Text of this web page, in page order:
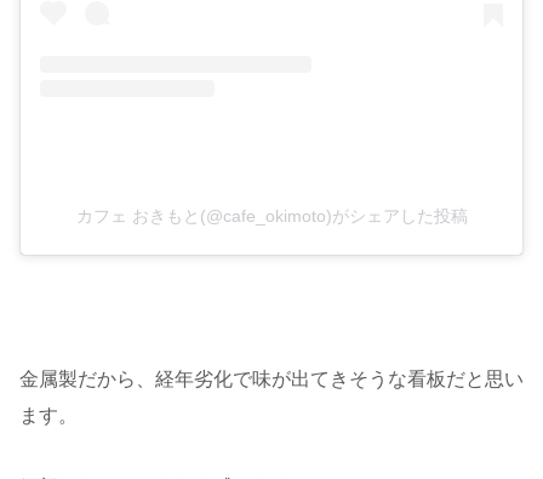
カフェ おきもと(@cafe_okimoto)がシェアした投稿
金属製だから、経年劣化で味が出てきそうな看板だと思い
ます。